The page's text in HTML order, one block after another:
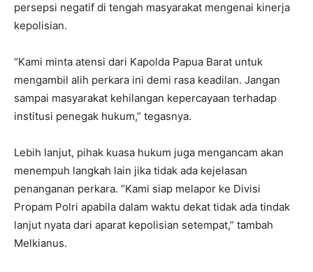
persepsi negatif di tengah masyarakat mengenai kinerja
kepolisian.
“Kami minta atensi dari Kapolda Papua Barat untuk
mengambil alih perkara ini demi rasa keadilan. Jangan
sampai masyarakat kehilangan kepercayaan terhadap
institusi penegak hukum,” tegasnya.
Lebih lanjut, pihak kuasa hukum juga mengancam akan
menempuh langkah lain jika tidak ada kejelasan
penanganan perkara. “Kami siap melapor ke Divisi
Propam Polri apabila dalam waktu dekat tidak ada tindak
lanjut nyata dari aparat kepolisian setempat,” tambah
Melkianus.